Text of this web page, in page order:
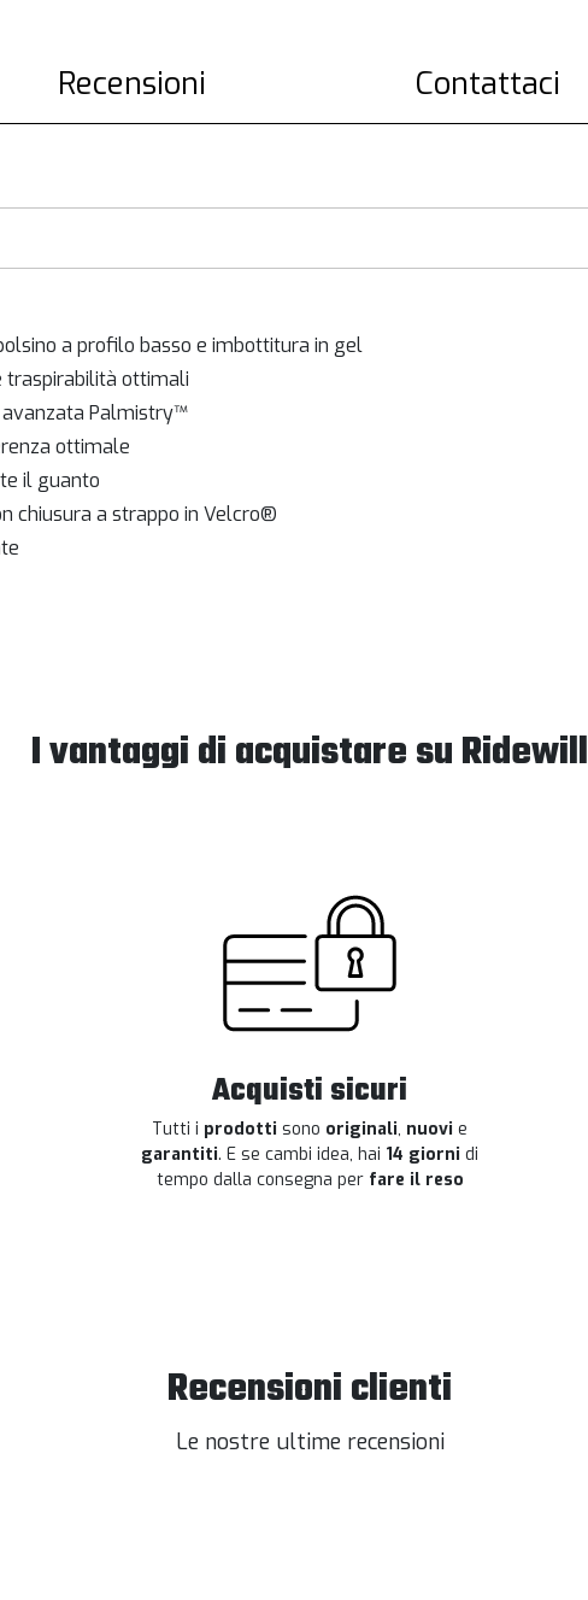
Recensioni Contattaci
a profilo basso e imbottitura in gel
traspirabilità ottimali
Palmistry™
ottimale
il guanto
chiusura a strappo in Velcro®
I vantaggi di acquistare su Ridewill
Acquisti sicuri
Tutti i prodotti sono originali, nuovi e
garantiti. E se cambi idea, hai 14 giorni di
tempo dalla consegna per fare il reso
Recensioni clienti
Le nostre ultime recensioni